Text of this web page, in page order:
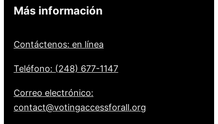
Más información
Contáctenos: en línea
Teléfono: (248) 677-1147
Correo electrónico:
contact@votingaccessforall.org